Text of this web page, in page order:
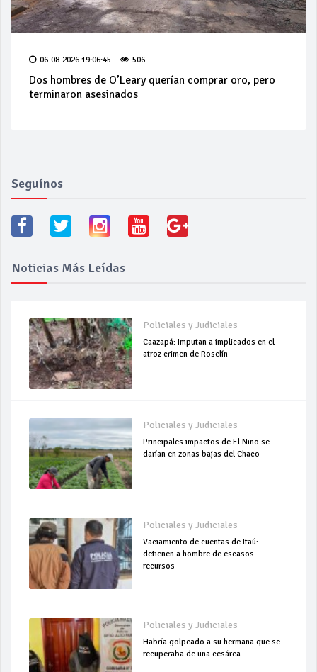
06-08-2026 19:06:45 506
Dos hombres de O’Leary querían comprar oro, pero
terminaron asesinados
Seguínos
Noticias Más Leídas
Policiales y Judiciales
Caazapá: Imputan a implicados en el
atroz crimen de Roselín
Policiales y Judiciales
Principales impactos de El Niño se
darían en zonas bajas del Chaco
Policiales y Judiciales
Vaciamiento de cuentas de Itaú:
detienen a hombre de escasos
recursos
Policiales y Judiciales
Habría golpeado a su hermana que se
recuperaba de una cesárea